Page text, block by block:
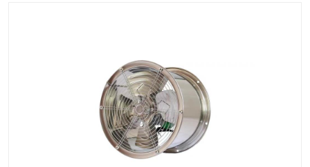
镁质防火风管
通风管道
消防风机